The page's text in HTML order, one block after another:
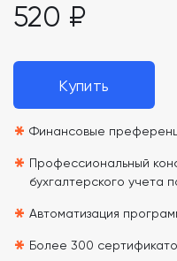
520 ₽
Купить
* Финансовые
* Профессиональный
бухгалтерского учета
* Автоматизация
Более 300